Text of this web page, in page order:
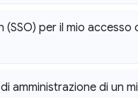
per il mio accesso
amministrazione di un